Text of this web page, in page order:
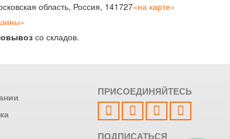
область, Россия, 141727«на карте»
со складов.
ПРИСОЕДИНЯЙТЕСЬ
ПОДПИСАТЬСЯ